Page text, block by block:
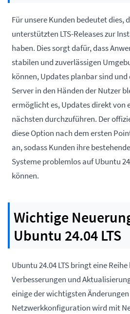
Für unsere Kunden bedeutet dies,
unterstützten LTS-Releases zur
haben. Dies sorgt dafür, dass
stabilen und zuverlässigen
können, Updates planbar sind
Server in den Händen der Nutzer
ermöglicht es, Updates direkt von
nächsten durchzuführen. Der
diese Option nach dem ersten
an, sodass Kunden ihre
Systeme problemlos auf Ubuntu
können.
Wichtige
Ubuntu 24.04 LTS
Ubuntu 24.04 LTS bringt eine
Verbesserungen und
einige der wichtigsten
Netzwerkkonfiguration wird mit